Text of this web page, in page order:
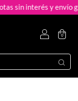
sin interés y envío
0